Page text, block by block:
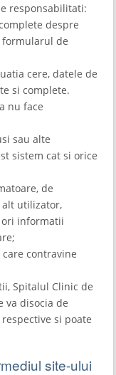
responsabilitati:
despre
formularul de
cere, datele de
si complete.
nu face
sau alte
sistem cat si orice
de
utilizator,
ori informatii
contravine
Spitalul Clinic de
va disocia de
si poate
site-ului